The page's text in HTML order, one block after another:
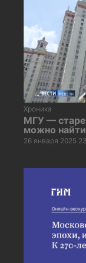
Хроника
МГУ —
можно
26 января 2025